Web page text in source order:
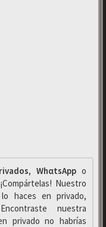
, WhαtsAppo
Nuestro
haces en privado,
nuestra
privado no habrías